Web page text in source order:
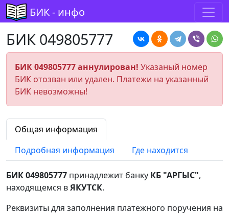
БИК - инфо
БИК 049805777
БИК 049805777 аннулирован! Указаный номер
БИК отозван или удален. Платежи на указанный
БИК невозможны!
Общая информация
Подробная информация
Где находится
БИК 049805777 принадлежит банку КБ "АРГЫС",
находящемся вЯКУТСК.
Реквизиты для заполнения платежного поручения на